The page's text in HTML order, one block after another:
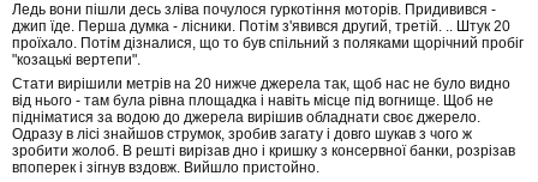
Ледь вони пішли десь зліва почулося гуркотіння моторів. Придивився -
джип їде. Перша думка - лісники. Потім з'явився другий, третій. .. Штук 20
проїхало. Потім дізналися, що то був спільний з поляками щорічний пробіг
"козацькі вертепи".
Стати вирішили метрів на 20 нижче джерела так, щоб нас не було видно
від нього - там була рівна площадка і навіть місце під вогнище. Щоб не
підніматися за водою до джерела вирішив обладнати своє джерело.
Одразу в лісі знайшов струмок, зробив загату і довго шукав з чого ж
зробити жолоб. В решті вирізав дно і кришку з консервної банки, розрізав
впоперек і зігнув вздовж. Вийшло пристойно.